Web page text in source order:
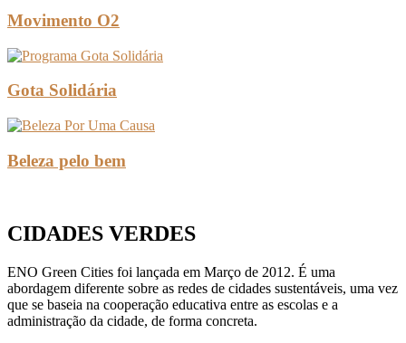
Movimento O2
Gota Solidária
Beleza pelo bem
CIDADES VERDES
ENO Green Cities foi lançada em Março de 2012. É uma
abordagem diferente sobre as redes de cidades sustentáveis, uma vez
que se baseia na cooperação educativa entre as escolas e a
administração da cidade, de forma concreta.